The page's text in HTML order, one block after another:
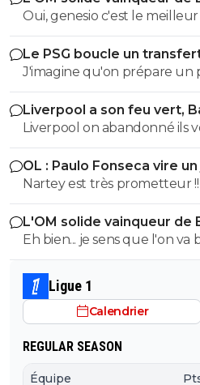
Oui, genesio c'est le
c'est positif
Le PSG boucle un
J'imagine qu'on prépare un
l'été prochain au cas où il
évitera un panic buy tout
gardien.
Liverpool a son feu vert,
Liverpool on abandonné ils
le joueur a pas suivis la préparation, Liverpool vont pas
dépenser une fortune pour
préparation avec Liverpool, Liverpool on déjà fait la bêtise sur
isak l année dernière, ils
OL : Paulo Fonseca vire
Nartey est très prometteur
joueurs comme AMN et
L'OM solide vainqueur de
Eh bien... je sens que l'on va
Ligue 1
Calendrier
REGULAR SEASON
Équipe